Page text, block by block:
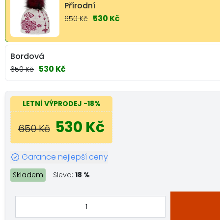
Přírodní
650 Kč 530 Kč
Bordová
650 Kč 530 Kč
LETNÍ VÝPRODEJ -18%
650 Kč 530 Kč
Garance nejlepší ceny
Skladem Sleva: 18 %